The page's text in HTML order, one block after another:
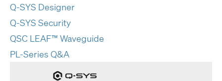
Q-SYS Designer
Q-SYS Security
QSC LEAF™ Waveguide
PL-Series Q&A